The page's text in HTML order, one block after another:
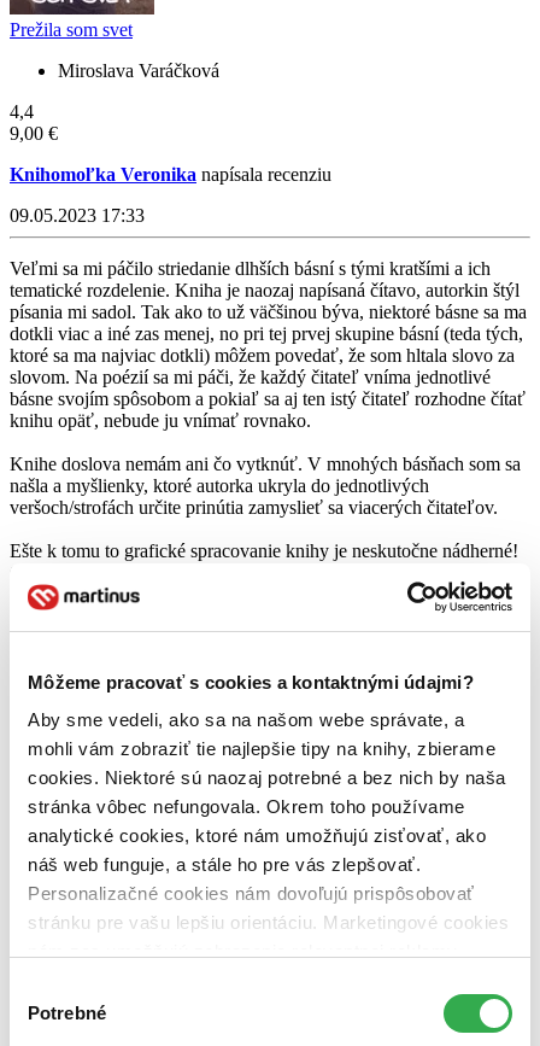
Môžeme pracovať s cookies a kontaktnými údajmi?
Aby sme vedeli, ako sa na našom webe správate, a
mohli vám zobraziť tie najlepšie tipy na knihy, zbierame
cookies. Niektoré sú naozaj potrebné a bez nich by naša
stránka vôbec nefungovala. Okrem toho používame
analytické cookies, ktoré nám umožňujú zisťovať, ako
náš web funguje, a stále ho pre vás zlepšovať.
Personalizačné cookies nám dovoľujú prispôsobovať
stránku pre vašu lepšiu orientáciu. Marketingové cookies
nám pomohlo, keby sme mohli používať všetky tieto
súhlasu
Potrebné
Prežila som svet
Miroslava Varáčková
4,4
9,00 €
Knihomoľka Veronika napísala recenziu
09.05.2023 17:33
Veľmi sa mi páčilo striedanie dlhších básní s tými kratšími a ich
tematické rozdelenie. Kniha je naozaj napísaná čítavo, autorkin štýl
písania mi sadol. Tak ako to už väčšinou býva, niektoré básne sa ma
dotkli viac a iné zas menej, no pri tej prvej skupine básní (teda tých,
ktoré sa ma najviac dotkli) môžem povedať, že som hltala slovo za
slovom. Na poézií sa mi páči, že každý čitateľ vníma jednotlivé
básne svojím spôsobom a pokiaľ sa aj ten istý čitateľ rozhodne čítať
knihu opäť, nebude ju vnímať rovnako.
Knihe doslova nemám ani čo vytknúť. V mnohých básňach som sa
našla a myšlienky, ktoré autorka ukryla do jednotlivých
veršoch/strofách určite prinútia zamyslieť sa viacerých čitateľov.
Ešte k tomu to grafické spracovanie knihy je neskutočne nádherné!
Oceňujem aj ilustrácie, ktoré básne oživili či práca s grafikou pri
niektorých básňach. Už len to prinúti čitateľa aspoň nazrieť do
Adelkinej knihy. :))
pocity. Príbeh lásky, trápenia, nádeje, sklamania či bolesti zasiahne
Určite knihu odporúčam všetkým milovníkom modernej poézie a
ako mladším, tak aj starším čitateľom. V básňach sa nájde svojím
spôsobom naozaj každý.
IG: knizna_planeta :))
Čítať viac